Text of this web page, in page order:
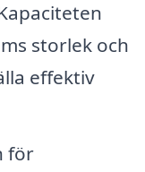
storlek och
effektiv
för